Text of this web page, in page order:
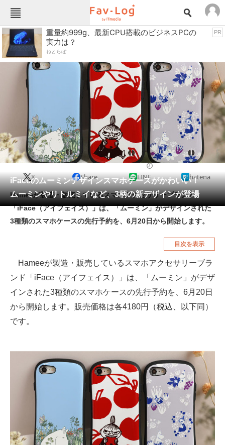
Fav-Logカテゴリー一覧
TOP
インテリア・収納 おもちゃ・ホビー
キッチン家電
ゲーム
コンテンツ・サービス スイーツ・お菓子
スポーツ・レジャー スマホ・携帯電話
パソコン・タブレット ファッション
ペット 家電
工具・DIY 本・DVD・CD
生活家電 生活用品
腕時計 車・バイク
釣り具・釣り用品 食品・飲料・お酒
食器・グラス・カトラリー
メディア
ITの今と未来を見通す
スマホと通信の最新トレンド
好きが集まる 比べて選べる
重量約999g、最新CPU搭載のビジネスPCの
実力は？
ねとらぼ
PR
iFaceのムーミンデザインスマホケースがかわいい！
ムーミンやリトルミイなど、3柄の新デザインが登場
X Share LINE hatena
Hameeが製造・販売しているスマホアクセサリーブランド
「iFace（アイフェイス）」は、「ムーミン」がデザインされた
3種類のスマホケースの先行予約を、6月20日から開始します。
目次を表示
Hameeが製造・販売しているスマホアクセサリーブラ
ンド「iFace（アイフェイス）」は、「ムーミン」がデザ
インされた3種類のスマホケースの先行予約を、6月20日
から開始します。販売価格は各4180円（税込、以下同）
です。